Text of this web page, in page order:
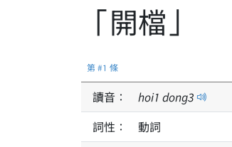
「開檔」
第 #1 條
讀音： hoi1 dong3
詞性：
動詞